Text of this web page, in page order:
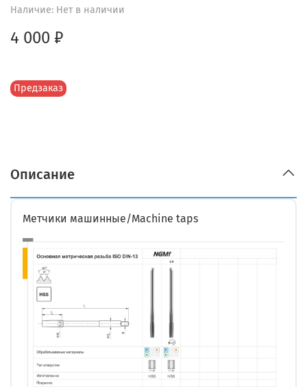
Наличие: Нет в наличии
Предзаказ
4 000 ₽
Описание
Метчики машинные/Machine taps